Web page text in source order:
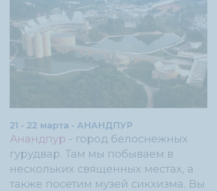
21 - 22 марта - АНАНДПУР
Анандпур - город белоснежных
гурудвар. Там мы побываем в
нескольких священных местах, а
также посетим музей сикхизма. Вы